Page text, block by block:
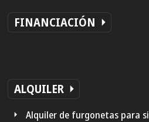
FINANCIACIÓN
ALQUILER
Alquiler de furgonetas para